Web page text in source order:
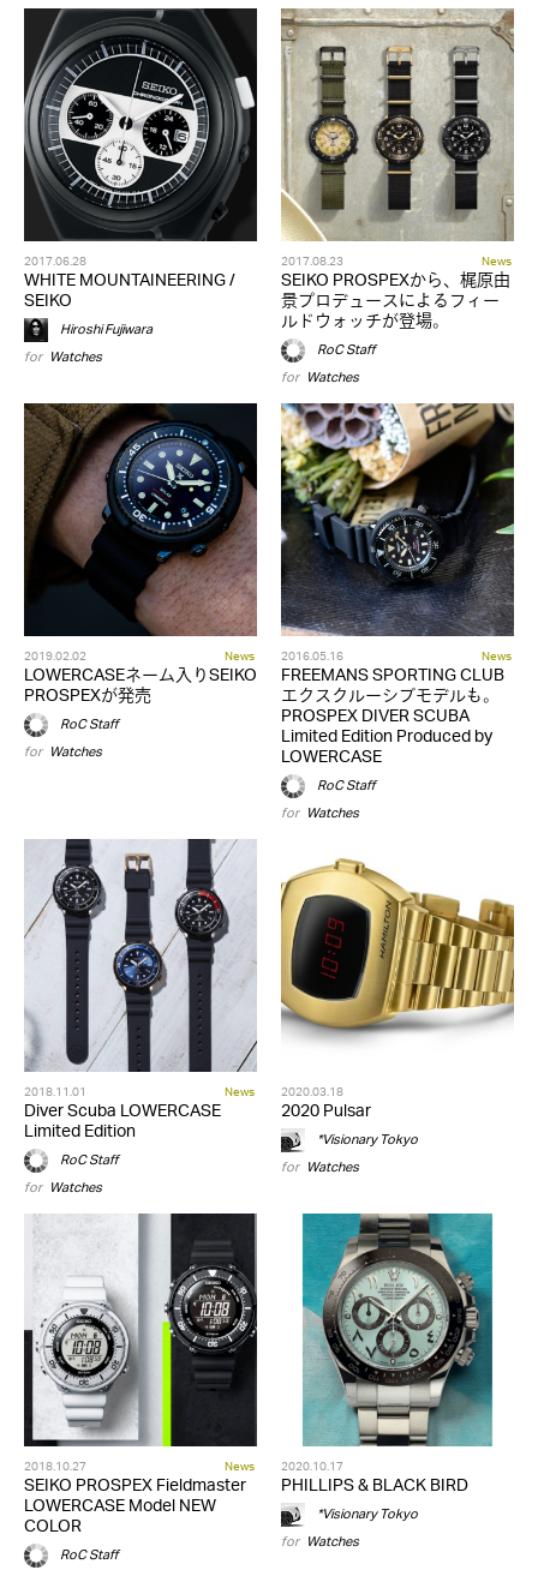
2017.06.28
WHITE MOUNTAINEERING /
SEIKO
Hiroshi Fujiwara
for Watches
2017.08.23 News
SEIKO PROSPEXから、梶原由
景プロデュースによるフィー
ルドウォッチが登場。
RoC Staff
for Watches
2019.02.02 News
LOWERCASEネーム入りSEIKO
PROSPEXが発売
RoC Staff
for Watches
2016.05.16 News
FREEMANS SPORTING CLUB
エクスクルーシブモデルも。
PROSPEX DIVER SCUBA
Limited Edition Produced by
LOWERCASE
RoC Staff
for Watches
2018.11.01 News
Diver Scuba LOWERCASE
Limited Edition
RoC Staff
for Watches
2020.03.18
2020 Pulsar
*Visionary Tokyo
for Watches
2018.10.27 News
SEIKO PROSPEX Fieldmaster
LOWERCASE Model NEW
COLOR
RoC Staff
2020.10.17
PHILLIPS & BLACK BIRD
*Visionary Tokyo
for Watches